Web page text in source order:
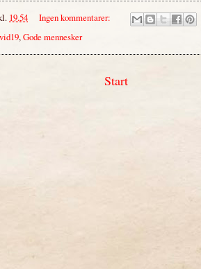
19.54
Ingen kommentarer:
,Gode mennesker
Start